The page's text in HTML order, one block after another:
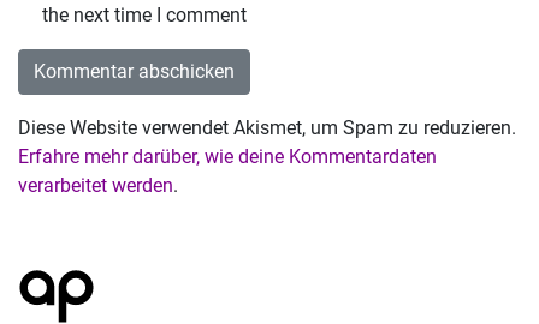
the next time I comment
Diese Website verwendet Akismet, um Spam zu reduzieren.
Erfahre mehr darüber, wie deine Kommentardaten
verarbeitet werden.